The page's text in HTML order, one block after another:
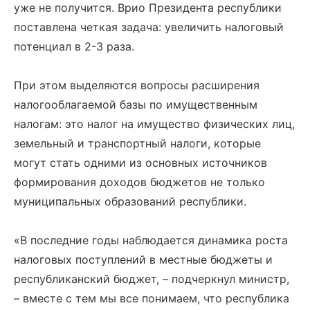
уже не получится. Врио Президента республики
поставлена четкая задача: увеличить налоговый
потенциал в 2-3 раза.
При этом выделяются вопросы расширения
налогооблагаемой базы по имущественным
налогам: это налог на имущество физических лиц,
земельный и транспортный налоги, которые
могут стать одними из основных источников
формирования доходов бюджетов не только
муниципальных образований республики.
«В последние годы наблюдается динамика роста
налоговых поступлений в местные бюджеты и
республиканский бюджет, – подчеркнул министр,
– вместе с тем мы все понимаем, что республика